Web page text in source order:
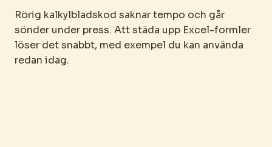
Rörig kalkylbladskod saknar tempo och går
sönder under press. Att städa upp Excel-formler
löser det snabbt, med exempel du kan använda
redan idag.